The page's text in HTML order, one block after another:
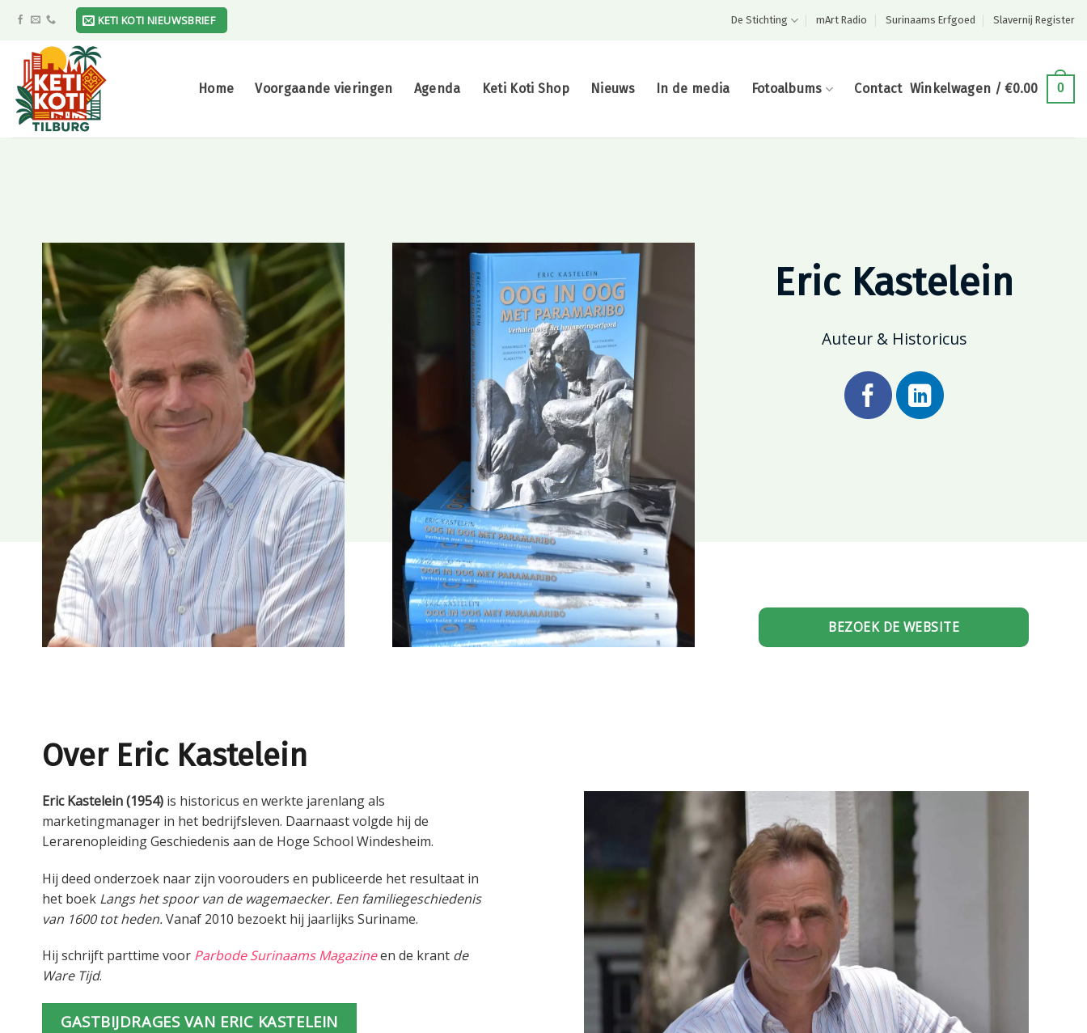
content
KETI KOTI NIEUWSBRIEF De Stichting mArt Radio Surinaams Erfgoed Slavernij Register
Home Voorgaande vieringen Agenda Keti Koti Shop Nieuws In de media Fotoalbums Contact Winkelwagen /€0.00 0
Eric Kastelein
Auteur & Historicus
BEZOEK DE WEBSITE
Over Eric Kastelein
Eric Kastelein (1954) is historicus en werkte jarenlang als
marketingmanager in het bedrijfsleven. Daarnaast volgde hij de
Lerarenopleiding Geschiedenis aan de Hoge School Windesheim.
Hij deed onderzoek naar zijn voorouders en publiceerde het resultaat in
het boek Langs het spoor van de wagemaecker. Een familiegeschiedenis
van 1600 tot heden.Vanaf 2010 bezoekt hij jaarlijks Suriname.
Hij schrijft parttime voor Parbode Surinaams Magazineen de krant de
Ware Tijd.
GASTBIJDRAGES VAN ERIC KASTELEIN